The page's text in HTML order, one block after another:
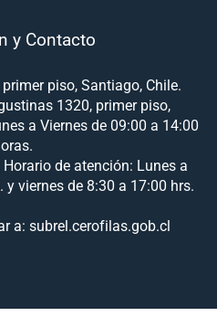
y Contacto
piso, Santiago, Chile.
1320, primer piso,
a Viernes de 09:00 a 14:00
de atención: Lunes a
y viernes de 8:30 a 17:00 hrs.
a: subrel.cerofilas.gob.cl